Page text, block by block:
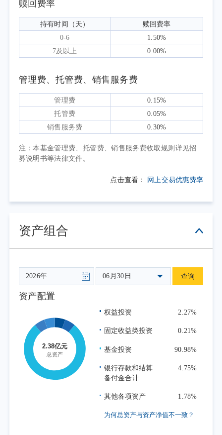
回顾二季度A股市场表现，整体呈现出“结
构分化加大，高景气方向领涨”的特征。二季度
A股市场保持较高成交活跃度，A股日均成交额
较一季度进一步上行，其中科技成长板块成交
需矛盾延续，以算力和半导体产业链为代表的
高景气科技创新方向在二季度显著上涨，大幅
跑赢中证全指。市场整体结构性行情较为显
著，电子、通信等科技板块表现优异，石油石
化、农林牧渔、钢铁等周期板块表现相对落
后。报告期内，上证科创板100指数上涨
60.62%。
行业分布上，科创板100指数前三大行业为
创板优势产业。总体而言，市场风险偏好提升
指数的表现。
本报告期为本基金的正常运作期，本基金
定的指数化投资策略，依据基金申赎变动等情
况进行日常组合管理，力求跟踪误差最小化。
赎回费率
持有时间（天）
赎回费率
0-6
1.50%
7及以上
0.00%
管理费、托管费、销售服务费
管理费
0.15%
托管费
0.05%
销售服务费
0.30%
注：本基金管理费、托管费、销售服务费收取规则详见招
募说明书等法律文件。
点击查看： 网上交易优惠费率
资产组合
06月30日 查询
资产配置
权益投资 2.27%
固定收益类投资 0.21%
基金投资 90.98%
银行存款和结算
备付金合计
4.75%
其他各项资产 1.78%
为何总资产与资产净值不一致？